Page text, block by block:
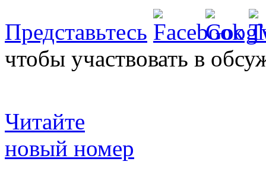
Представьтесь
чтобы участвовать в
Читайте
новый номер